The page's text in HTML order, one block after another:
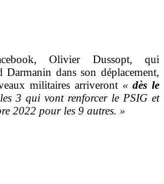
Olivier Dussopt, qui
Darmanin dans son déplacement,
militaires arriveront «dès le
3 qui vont renforcer le PSIG et
2022 pour les 9 autres. »